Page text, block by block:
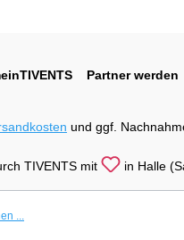
Partner werden
und ggf.
TIVENTS mit in Halle
...